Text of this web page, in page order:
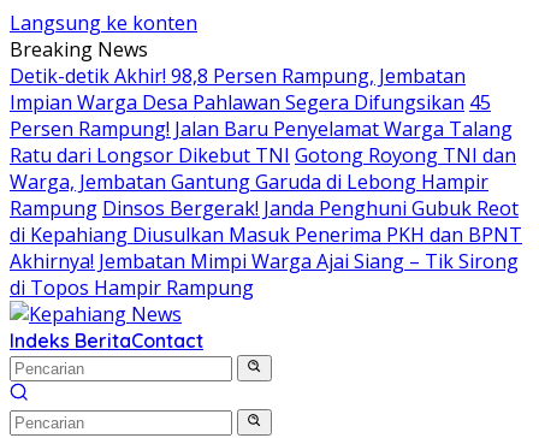
Langsung ke konten
Breaking News
Detik-detik Akhir! 98,8 Persen Rampung, Jembatan
Impian Warga Desa Pahlawan Segera Difungsikan 45
Persen Rampung! Jalan Baru Penyelamat Warga Talang
Ratu dari Longsor Dikebut TNI Gotong Royong TNI dan
Warga, Jembatan Gantung Garuda di Lebong Hampir
Rampung Dinsos Bergerak! Janda Penghuni Gubuk Reot
di Kepahiang Diusulkan Masuk Penerima PKH dan BPNT
Akhirnya! Jembatan Mimpi Warga Ajai Siang – Tik Sirong
di Topos Hampir Rampung
Indeks BeritaContact